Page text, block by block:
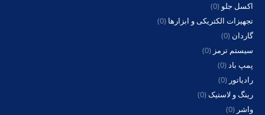
اکسل جلو (0)
تجهیزات الکتریکی و ابزارها (0)
گاردان (0)
سیستم ترمز (0)
پمپ باد(0)
رادیاتور (0)
رینگ و لاستیک(0)
واشر (0)